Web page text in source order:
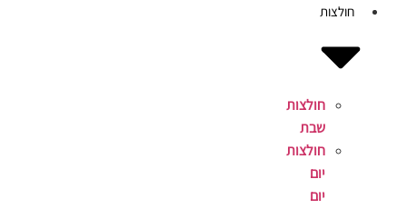
חולצות
חולצות
שבת
חולצות
יום
יום